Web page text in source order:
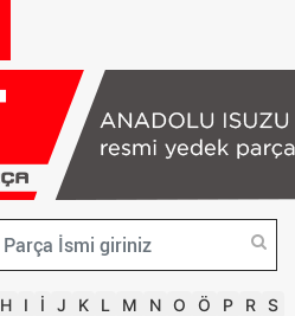
H I İ J K L M N O Ö P R S